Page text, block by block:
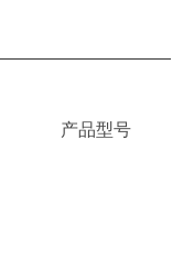
产品型号